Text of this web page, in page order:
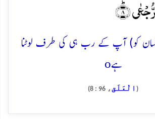
ؕ﴿۸﴾
کو) آپ کے رب ہی کی طرف لوٹنا
ہےo
( الْعَلَق ، 96 : 8)